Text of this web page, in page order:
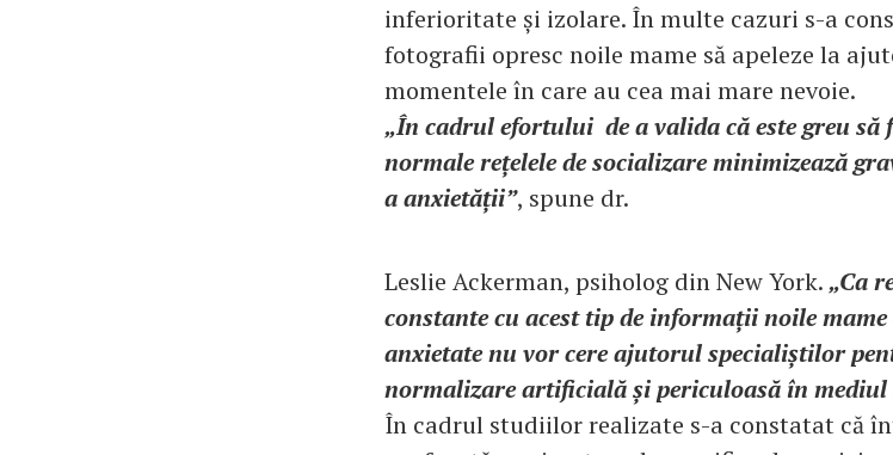
inferioritate și izolare. În multe cazuri s-a
fotografii opresc noile mame să apeleze la
momentele în care au cea mai mare nevoie.
„În cadrul efortului de a valida că este greu
normale rețelele de socializare minimizează
a anxietății”, spune dr.
Leslie Ackerman, psiholog din New York.„Ca
constante cu acest tip de informații noile mame
anxietate nu vor cere ajutorul specialiștilor
normalizare artificială și periculoasă în mediul
În cadrul studiilor realizate s-a constatat că